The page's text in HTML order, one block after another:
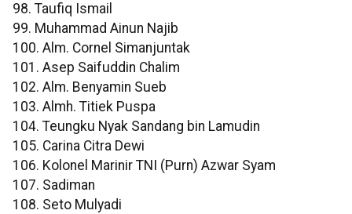
98. Taufiq Ismail
99. Muhammad Ainun Najib
100. Alm. Cornel Simanjuntak
101. Asep Saifuddin Chalim
102. Alm. Benyamin Sueb
103. Almh. Titiek Puspa
104. Teungku Nyak Sandang bin Lamudin
105. Carina Citra Dewi
106. Kolonel Marinir TNI (Purn) Azwar Syam
107. Sadiman
108. Seto Mulyadi